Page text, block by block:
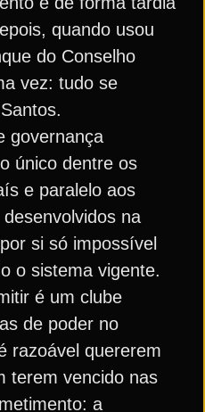
quando usou
do Conselho
vez: tudo se
governança
único dentre os
e paralelo aos
na
si só impossível
o sistema vigente.
é um clube
de poder no
razoável quererem
terem vencido nas
a